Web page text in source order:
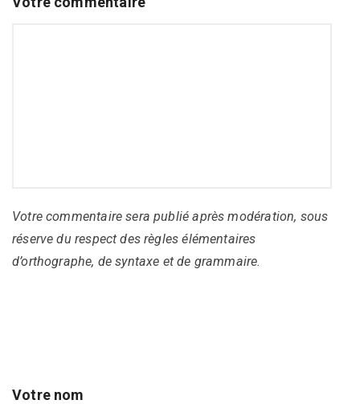
Votre commentaire sera publié après modération, sous
réserve du respect des règles élémentaires
d’orthographe, de syntaxe et de grammaire.
Votre nom